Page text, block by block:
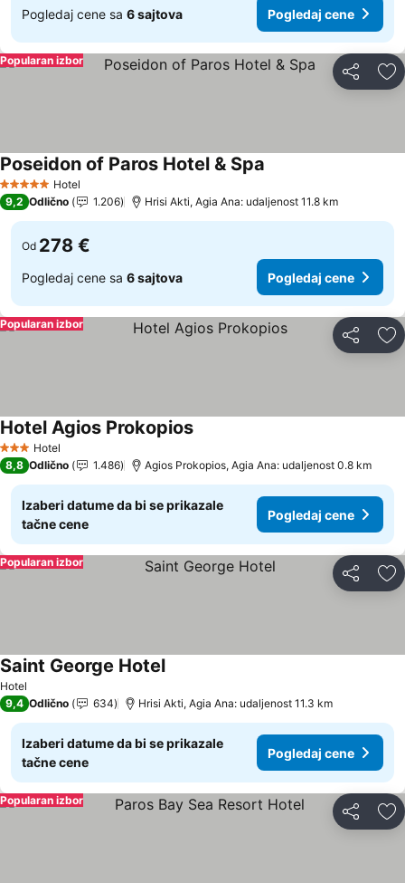
Pogledaj cene sa 6 sajtova Pogledaj cene
Deli
Popularan izbor
5 ZvezdiceHotel
Poseidon of Paros Hotel & Spa
9,2 Odlično 1.206 Hrisi Akti, Agia Ana: udaljenost 11.8 km
Od 278 €
Pogledaj cene sa 6 sajtova Pogledaj cene
Deli
Popularan izbor
3 Zvezdice
Hotel
Hotel Agios ProkopiosPogledaj cene
8,8 Odlično 1.486 Agios Prokopios, Agia Ana: udaljenost 0.8 km
Izaberi datume da bi se prikazale
tačne cene
Pogledaj cene
Deli
Popularan izbor
Hotel
Saint George HotelPogledaj cene
9,4 Odlično 634 Hrisi Akti, Agia Ana: udaljenost 11.3 km
Izaberi datume da bi se prikazale
tačne cene
Pogledaj cene
Deli
Popularan izbor